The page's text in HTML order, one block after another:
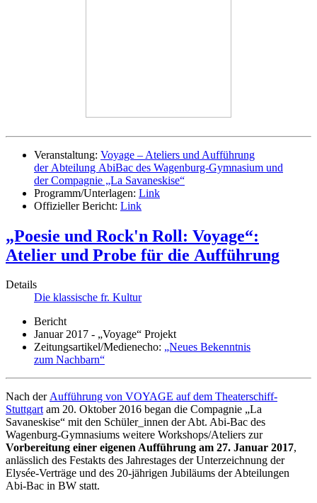
Veranstaltung: Voyage – Ateliers und Aufführung
der Abteilung AbiBac des Wagenburg-Gymnasium und
der Compagnie „La Savaneskise“
Programm/Unterlagen: Link
Offizieller Bericht: Link
„Poesie und Rock'n Roll: Voyage“:
Atelier und Probe für die Aufführung
Details
Die klassische fr. Kultur
Bericht
Januar 2017 - „Voyage“ Projekt
Zeitungsartikel/Medienecho: „Neues Bekenntnis
zum Nachbarn“
Nach derAufführung von VOYAGE auf dem Theaterschiff-
Stuttgartam 20. Oktober 2016 began die Compagnie „La
Savaneskise“ mit den Schüler_innen der Abt. Abi-Bac des
Wagenburg-Gymnasiums weitere Workshops/Ateliers zur
Vorbereitung einer eigenen Aufführung am 27. Januar 2017,
anlässlich des Festakts des Jahrestages der Unterzeichnung der
Elysée-Verträge und des 20-jährigen Jubiläums der Abteilungen
Abi-Bac in BW statt.